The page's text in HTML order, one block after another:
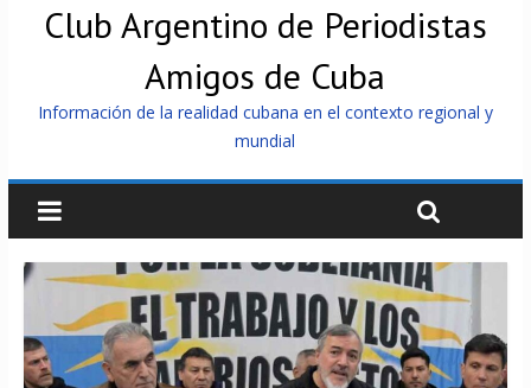
venda la patria
Club Argentino de Periodistas
Amigos de Cuba
Información de la realidad cubana en el contexto regional y
mundial